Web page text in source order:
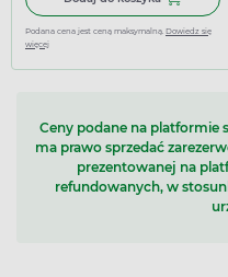
Podana cena jest ceną maksymalną. Dowiedz się
więcej
Ceny podane na platformie
ma prawo sprzedać
prezentowanej na
refundowanych, w